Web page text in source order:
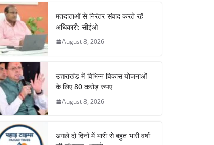
o
o
k
p
p
m n
मतदाताओं से निरंतर संवाद करते रहें
अधिकारी: सीईओ
August 8, 2026
उत्तराखंड में विभिन्न विकास योजनाओं
के लिए 80 करोड़ रुपए
August 8, 2026
अगले दो दिनों में भारी से बहुत भारी वर्षा